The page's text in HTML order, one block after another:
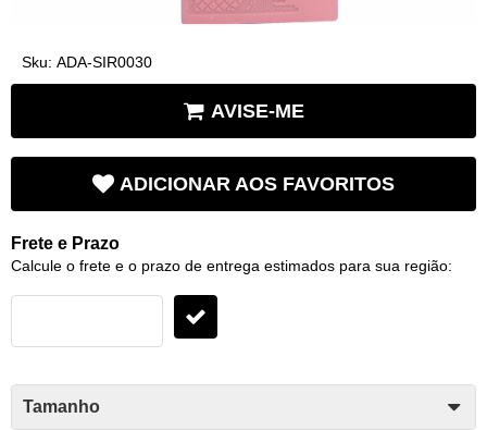
Sku: ADA-SIR0030
AVISE-ME
ADICIONAR AOS FAVORITOS
Frete e Prazo
Calcule o frete e o prazo de entrega estimados para sua região:
Tamanho